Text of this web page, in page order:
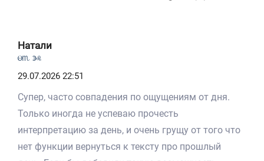
Натали
Ah Be
29.07.2026 22:51
Супер, часто совпадения по ощущениям от дня.
Только иногда не успеваю прочесть
интерпретацию за день, и очень грущу от того что
нет функции вернуться к тексту про прошлый